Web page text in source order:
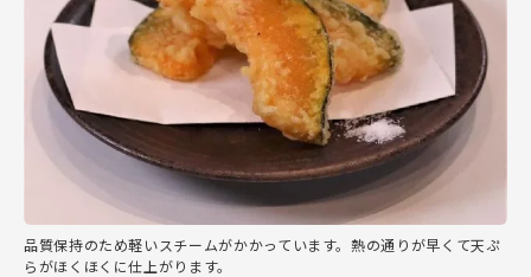
品質保持のため軽いスチームがかかっています。熱の通りが早くて天ぷ
らがほくほくに仕上がります。